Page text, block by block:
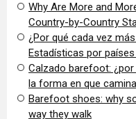
​Why Are More and
Country-by-Country
​¿Por qué cada vez
Estadísticas por
Calzado barefoot:
la forma en que
Barefoot shoes: why
way they walk